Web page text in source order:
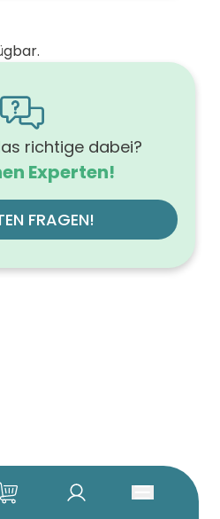
richtige dabei?
Experten!
FRAGEN!